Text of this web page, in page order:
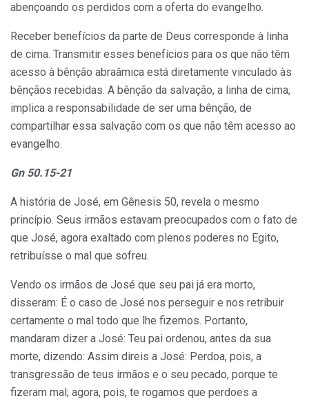
abençoando os perdidos com a oferta do evangelho.
Receber benefícios da parte de Deus corresponde à linha
de cima. Transmitir esses benefícios para os que não têm
acesso à bênção abraâmica está diretamente vinculado às
bênçãos recebidas. A bênção da salvação, a linha de cima,
implica a responsabilidade de ser uma bênção, de
compartilhar essa salvação com os que não têm acesso ao
evangelho.
Gn 50.15-21
A história de José, em Gênesis 50, revela o mesmo
princípio. Seus irmãos estavam preocupados com o fato de
que José, agora exaltado com plenos poderes no Egito,
retribuísse o mal que sofreu.
Vendo os irmãos de José que seu pai já era morto,
disseram: É o caso de José nos perseguir e nos retribuir
certamente o mal todo que lhe fizemos. Portanto,
mandaram dizer a José: Teu pai ordenou, antes da sua
morte, dizendo: Assim direis a José: Perdoa, pois, a
transgressão de teus irmãos e o seu pecado, porque te
fizeram mal; agora, pois, te rogamos que perdoes a